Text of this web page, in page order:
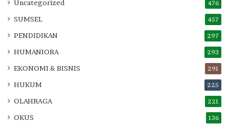
Uncategorized 476
SUMSEL 457
PENDIDIKAN 297
HUMANIORA 293
EKONOMI & BISNIS 291
HUKUM 225
OLAHRAGA 221
OKUS 136